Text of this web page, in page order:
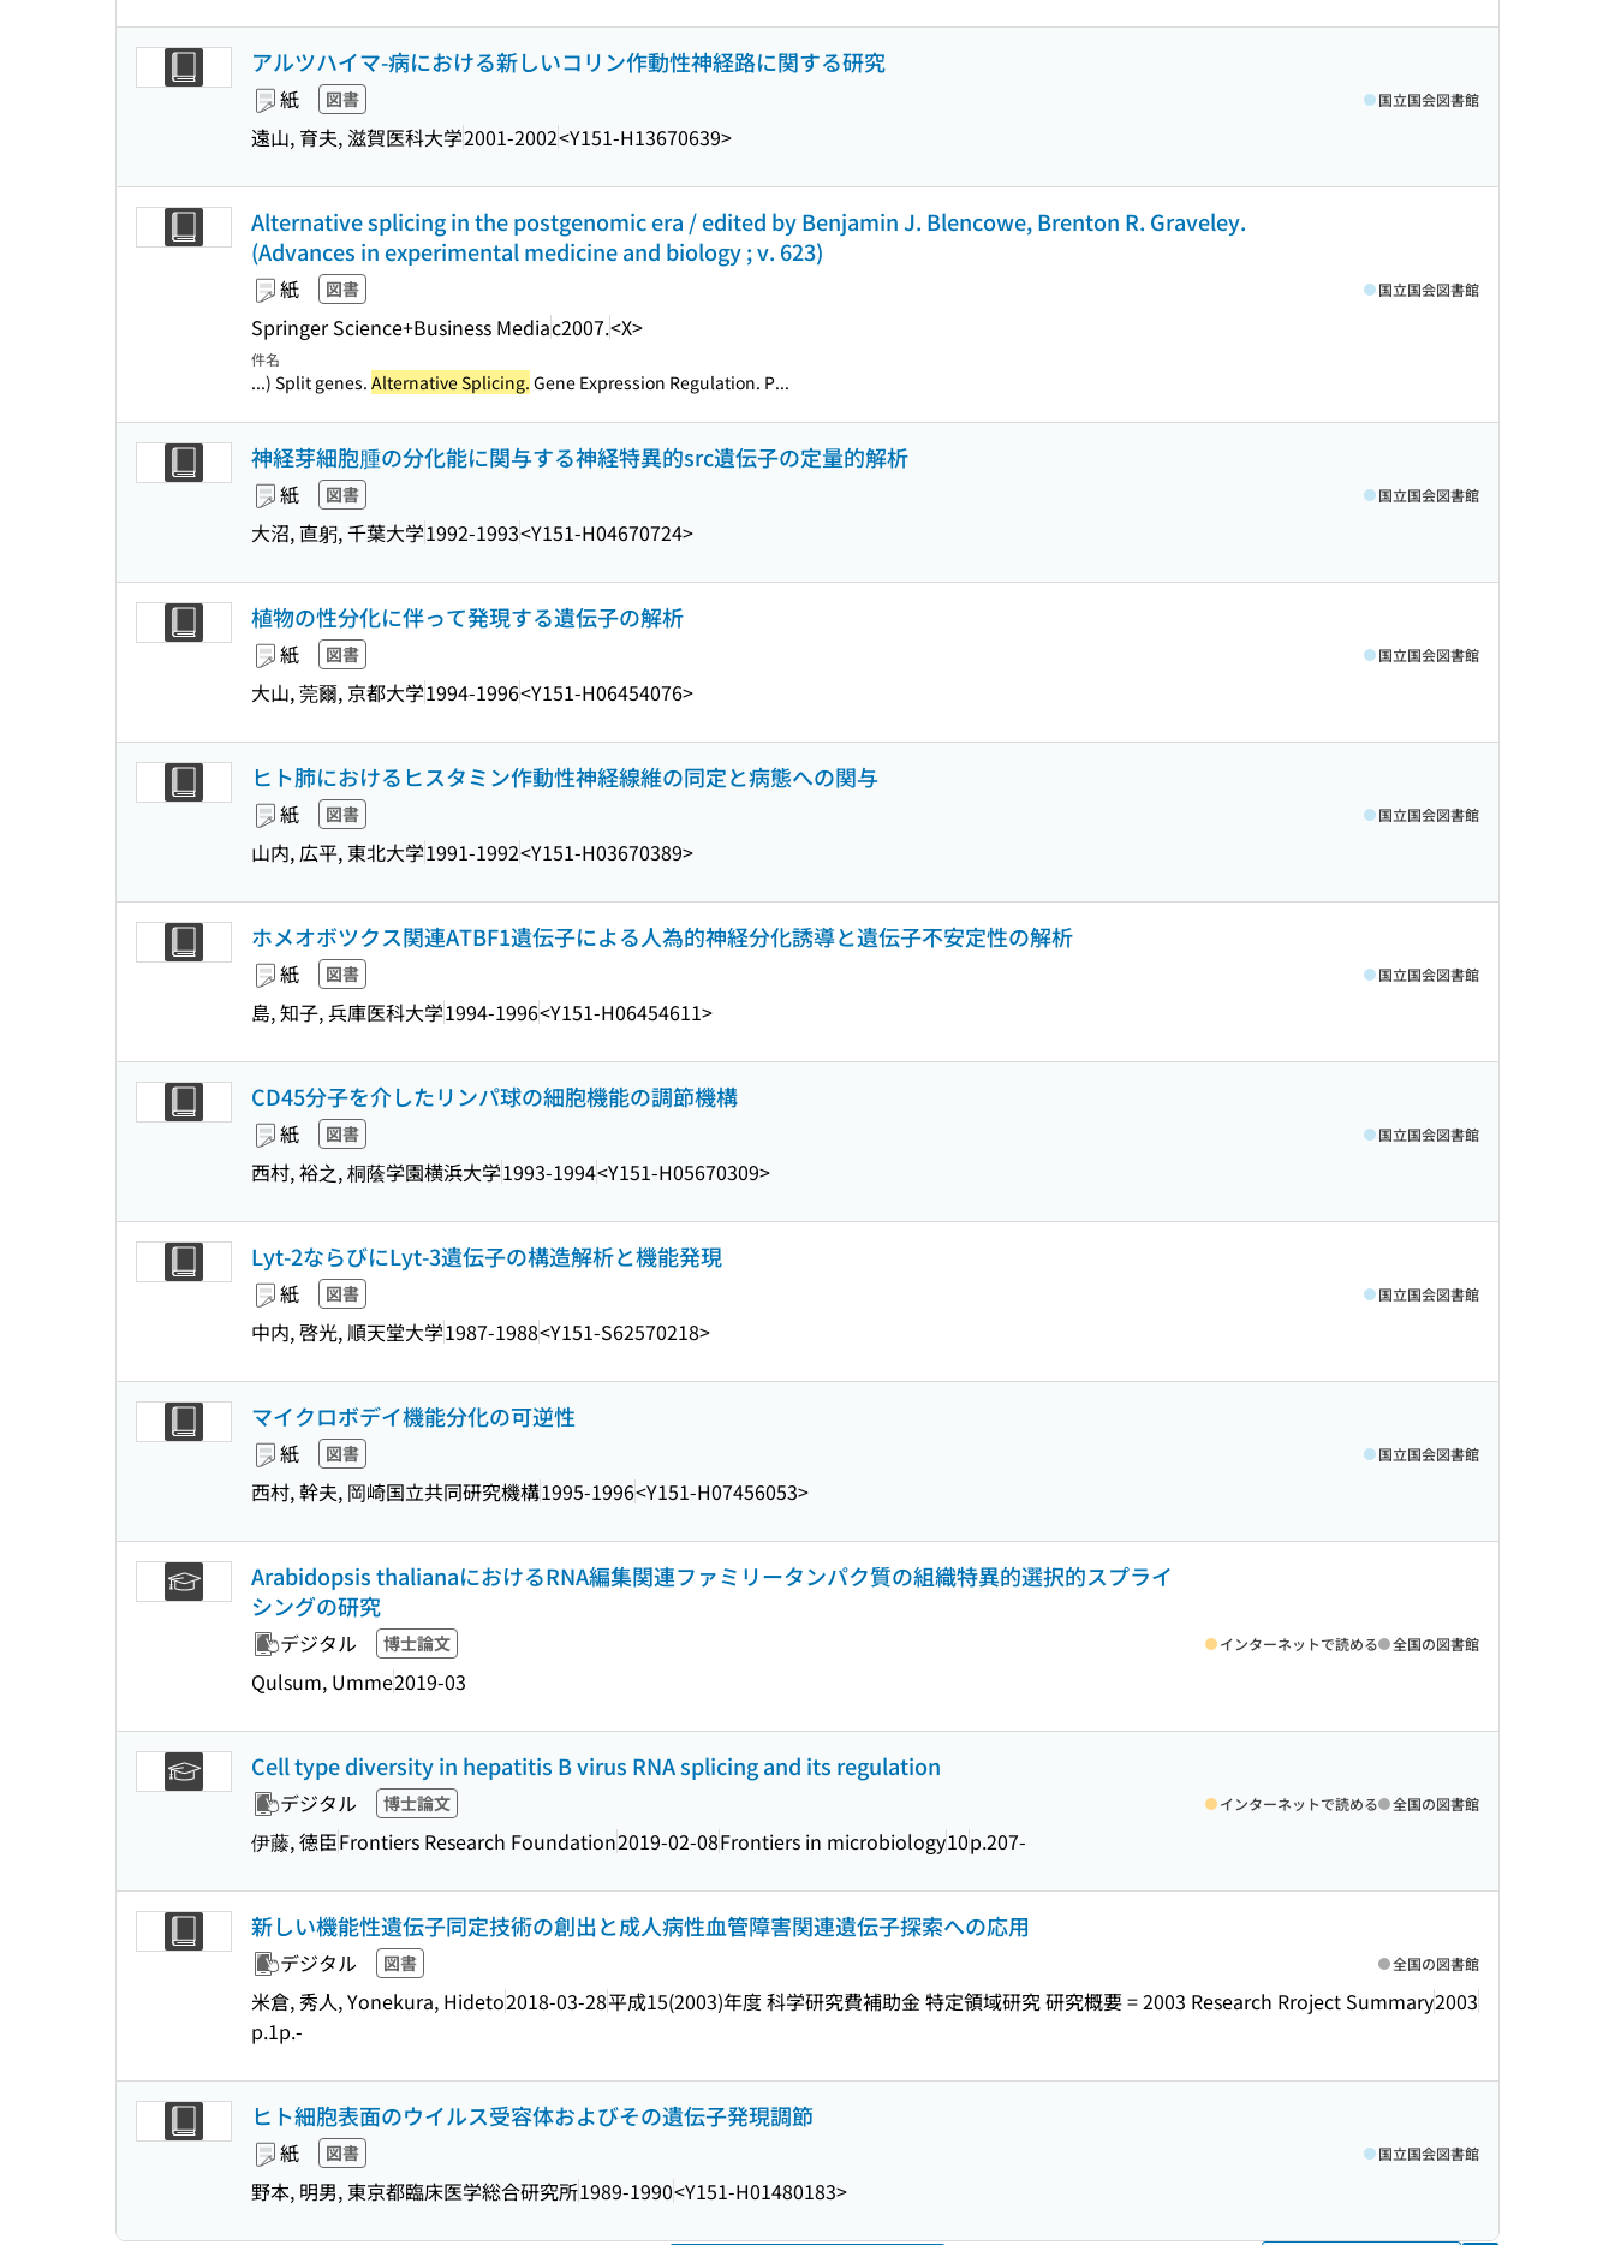
アルツハイマ-病における新しいコリン作動性神経路に関する研究
紙 図書
遠山, 育夫, 滋賀医科大学2001-2002<Y151-H13670639>
国立国会図書館
Alternative splicing in the postgenomic era / edited by Benjamin J. Blencowe, Brenton R. Graveley.
(Advances in experimental medicine and biology ; v. 623)
紙 図書
Springer Science+Business Mediac2007.<X>
国立国会図書館
件名
...) Split genes. Alternative Splicing. Gene Expression Regulation. P...
神経芽細胞腫の分化能に関与する神経特異的src遺伝子の定量的解析
紙 図書
大沼, 直躬, 千葉大学1992-1993<Y151-H04670724>
国立国会図書館
植物の性分化に伴って発現する遺伝子の解析
紙 図書
大山, 莞爾, 京都大学1994-1996<Y151-H06454076>
国立国会図書館
ヒト肺におけるヒスタミン作動性神経線維の同定と病態への関与
紙 図書
山内, 広平, 東北大学1991-1992<Y151-H03670389>
国立国会図書館
ホメオボツクス関連ATBF1遺伝子による人為的神経分化誘導と遺伝子不安定性の解析
紙 図書
島, 知子, 兵庫医科大学1994-1996<Y151-H06454611>
国立国会図書館
CD45分子を介したリンパ球の細胞機能の調節機構
紙 図書
西村, 裕之, 桐蔭学園横浜大学1993-1994<Y151-H05670309>
国立国会図書館
Lyt-2ならびにLyt-3遺伝子の構造解析と機能発現
紙 図書
中内, 啓光, 順天堂大学1987-1988<Y151-S62570218>
国立国会図書館
マイクロボデイ機能分化の可逆性
紙 図書
西村, 幹夫, 岡崎国立共同研究機構1995-1996<Y151-H07456053>
国立国会図書館
Arabidopsis thalianaにおけるRNA編集関連ファミリータンパク質の組織特異的選択的スプライ
シングの研究
デジタル 博士論文
Qulsum, Umme2019-03
インターネットで読める 全国の図書館
Cell type diversity in hepatitis B virus RNA splicing and its regulation
デジタル 博士論文
伊藤, 徳臣Frontiers Research Foundation2019-02-08Frontiers in microbiology10p.207-
インターネットで読める 全国の図書館
新しい機能性遺伝子同定技術の創出と成人病性血管障害関連遺伝子探索への応用
デジタル 図書
米倉, 秀人, Yonekura, Hideto2018-03-28平成15(2003)年度 科学研究費補助金 特定領域研究 研究概要 = 2003 Research Rroject Summary2003
p.1p.-
全国の図書館
ヒト細胞表面のウイルス受容体およびその遺伝子発現調節
紙 図書
野本, 明男, 東京都臨床医学総合研究所1989-1990<Y151-H01480183>
国立国会図書館